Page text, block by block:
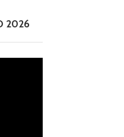
2026